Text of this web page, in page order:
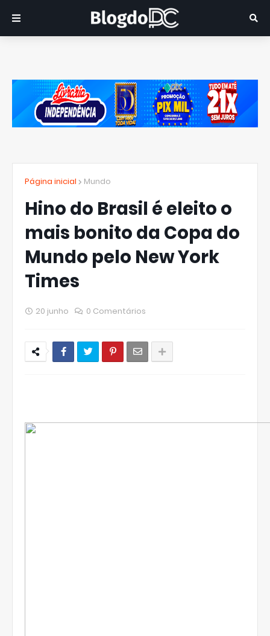
Página inicial Mundo
Hino do Brasil é eleito o
mais bonito da Copa do
Mundo pelo New York
Times
20 junho 0 Comentários